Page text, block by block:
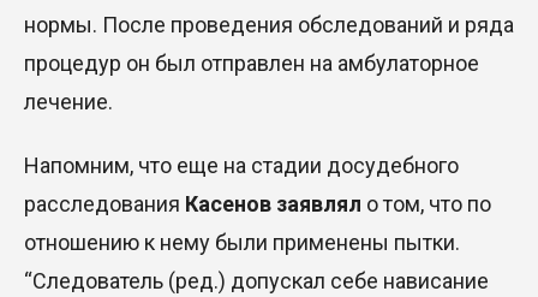
нормы. После проведения обследований и ряда
процедур он был отправлен на амбулаторное
лечение.
Напомним, что еще на стадии досудебного
расследования Касенов заявлял о том, что по
отношению к нему были применены пытки.
“Следователь (ред.) допускал себе нависание